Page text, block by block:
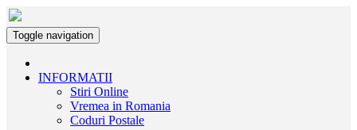
Toggle navigation
INFORMATII
Stiri Online
Vremea in Romania
Coduri Postale